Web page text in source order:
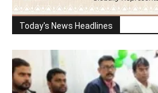
Today's News Headlines